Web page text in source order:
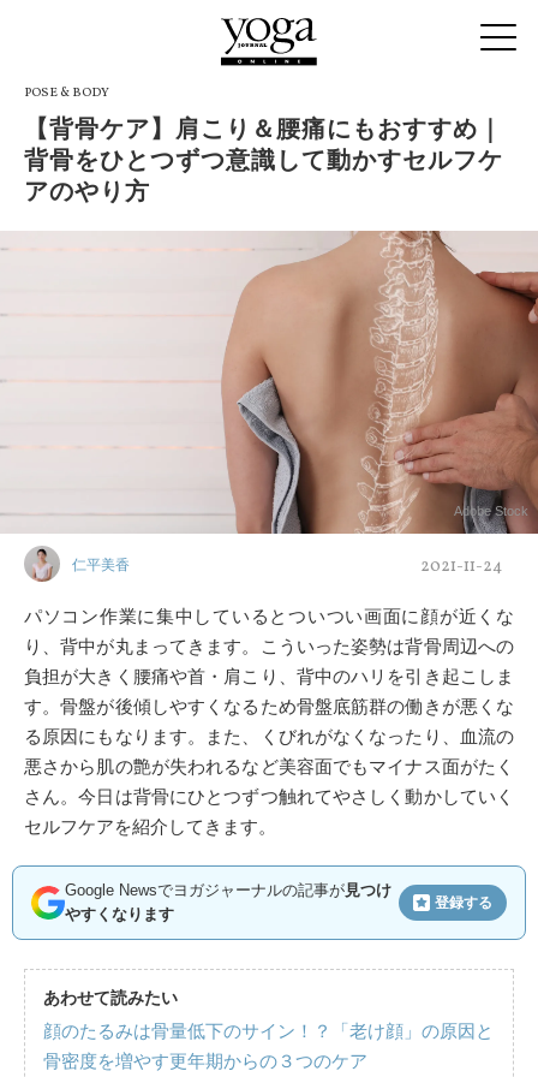
POSE & BODY
【背骨ケア】肩こり＆腰痛にもおすすめ｜
背骨をひとつずつ意識して動かすセルフケ
アのやり方
Adobe Stock
仁平美香 2021-11-24
パソコン作業に集中しているとついつい画面に顔が近くな
り、背中が丸まってきます。こういった姿勢は背骨周辺への
負担が大きく腰痛や首・肩こり、背中のハリを引き起こしま
す。骨盤が後傾しやすくなるため骨盤底筋群の働きが悪くな
る原因にもなります。また、くびれがなくなったり、血流の
悪さから肌の艶が失われるなど美容面でもマイナス面がたく
さん。今日は背骨にひとつずつ触れてやさしく動かしていく
セルフケアを紹介してきます。
Google Newsでヨガジャーナルの記事が見つけ
やすくなります
登録する
あわせて読みたい
顔のたるみは骨量低下のサイン！？「老け顔」の原因と
骨密度を増やす更年期からの３つのケア